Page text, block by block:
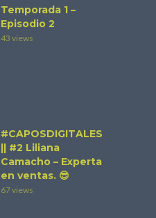
Temporada 1 –
Episodio 2
43 views
#CAPOSDIGITALES​
|| #2 Liliana
Camacho – Experta
en ventas. 😎
67 views